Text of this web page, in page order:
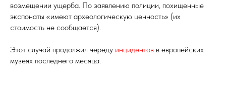
возмещении ущерба. По заявлению полиции, похищенные
экспонаты «имеют археологическую ценность» (их
стоимость не сообщается).
Этот случай продолжил череду инцидентов в европейских
музеях последнего месяца.